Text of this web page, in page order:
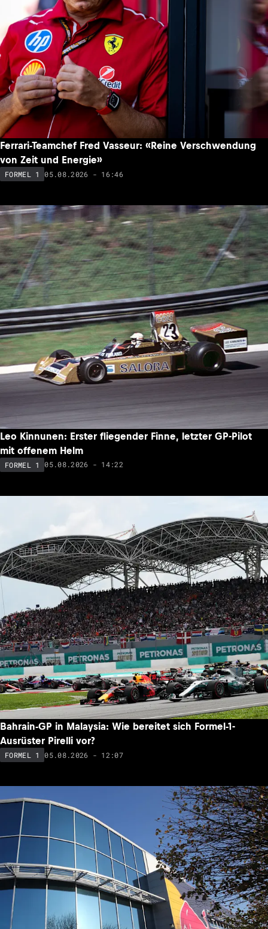
Ferrari-Teamchef Fred Vasseur: «Reine Verschwendung
von Zeit und Energie»
FORMEL 1 05.08.2026 - 16:46
Leo Kinnunen: Erster fliegender Finne, letzter GP-Pilot
mit offenem Helm
FORMEL 1 05.08.2026 - 14:22
Bahrain-GP in Malaysia: Wie bereitet sich Formel-1-
Ausrüster Pirelli vor?
FORMEL 1 05.08.2026 - 12:07